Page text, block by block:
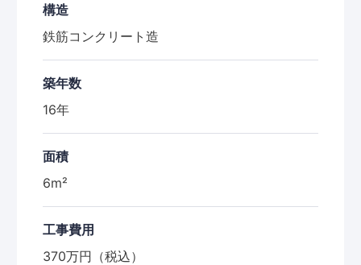
構造
鉄筋コンクリート造
築年数
16年
面積
6m²
工事費用
370万円（税込）